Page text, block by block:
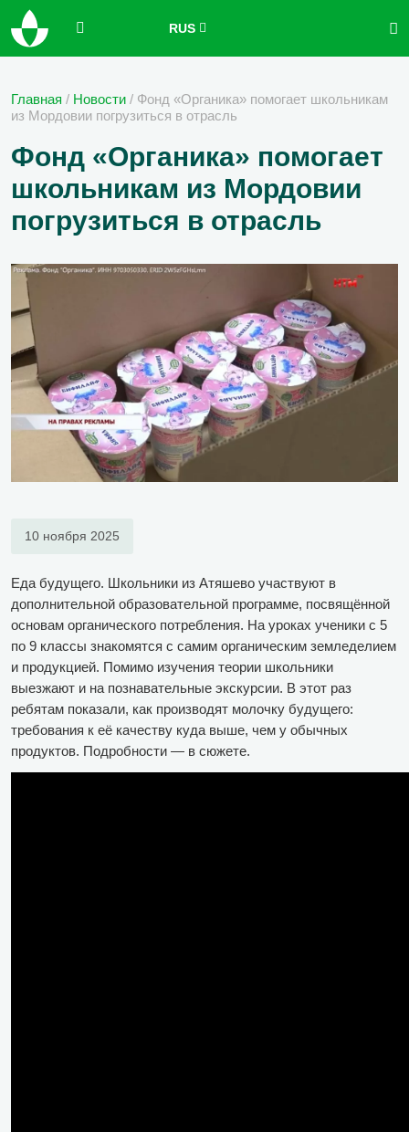
RUS
Главная / Новости / Фонд «Органика» помогает школьникам
из Мордовии погрузиться в отрасль
Фонд «Органика» помогает
школьникам из Мордовии
погрузиться в отрасль
10 ноября 2025
Еда будущего. Школьники из Атяшево участвуют в
дополнительной образовательной программе, посвящённой
основам органического потребления. На уроках ученики с 5
по 9 классы знакомятся с самим органическим земледелием
и продукцией. Помимо изучения теории школьники
выезжают и на познавательные экскурсии. В этот раз
ребятам показали, как производят молочку будущего:
требования к её качеству куда выше, чем у обычных
продуктов. Подробности — в сюжете.